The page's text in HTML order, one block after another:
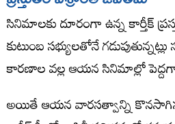
సినిమాలకు దూరంగా ఉన్న కార్తీక్
కుటుంబ సభ్యులతోనే
కారణాల వల్ల ఆయన సినిమాల్లో
అయితే ఆయన వారసత్వాన్ని